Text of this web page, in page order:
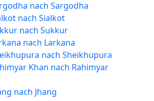
nach Sargodha
nach Sialkot
nach Sukkur
nach Larkana
nach Sheikhupura
Khan nach Rahimyar
nach Jhang